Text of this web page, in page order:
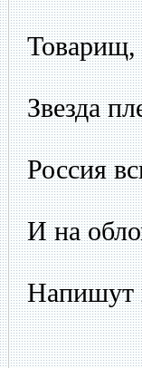
Товарищ,
Звезда
Россия
И на
Напишут